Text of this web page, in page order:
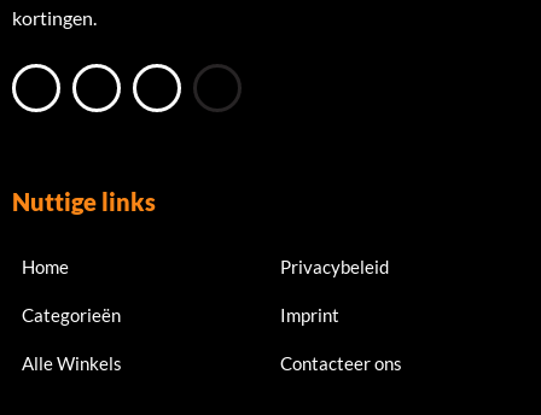
kortingen.
Nuttige links
Home
Categorieën
Alle Winkels
Privacybeleid
Imprint
Contacteer ons